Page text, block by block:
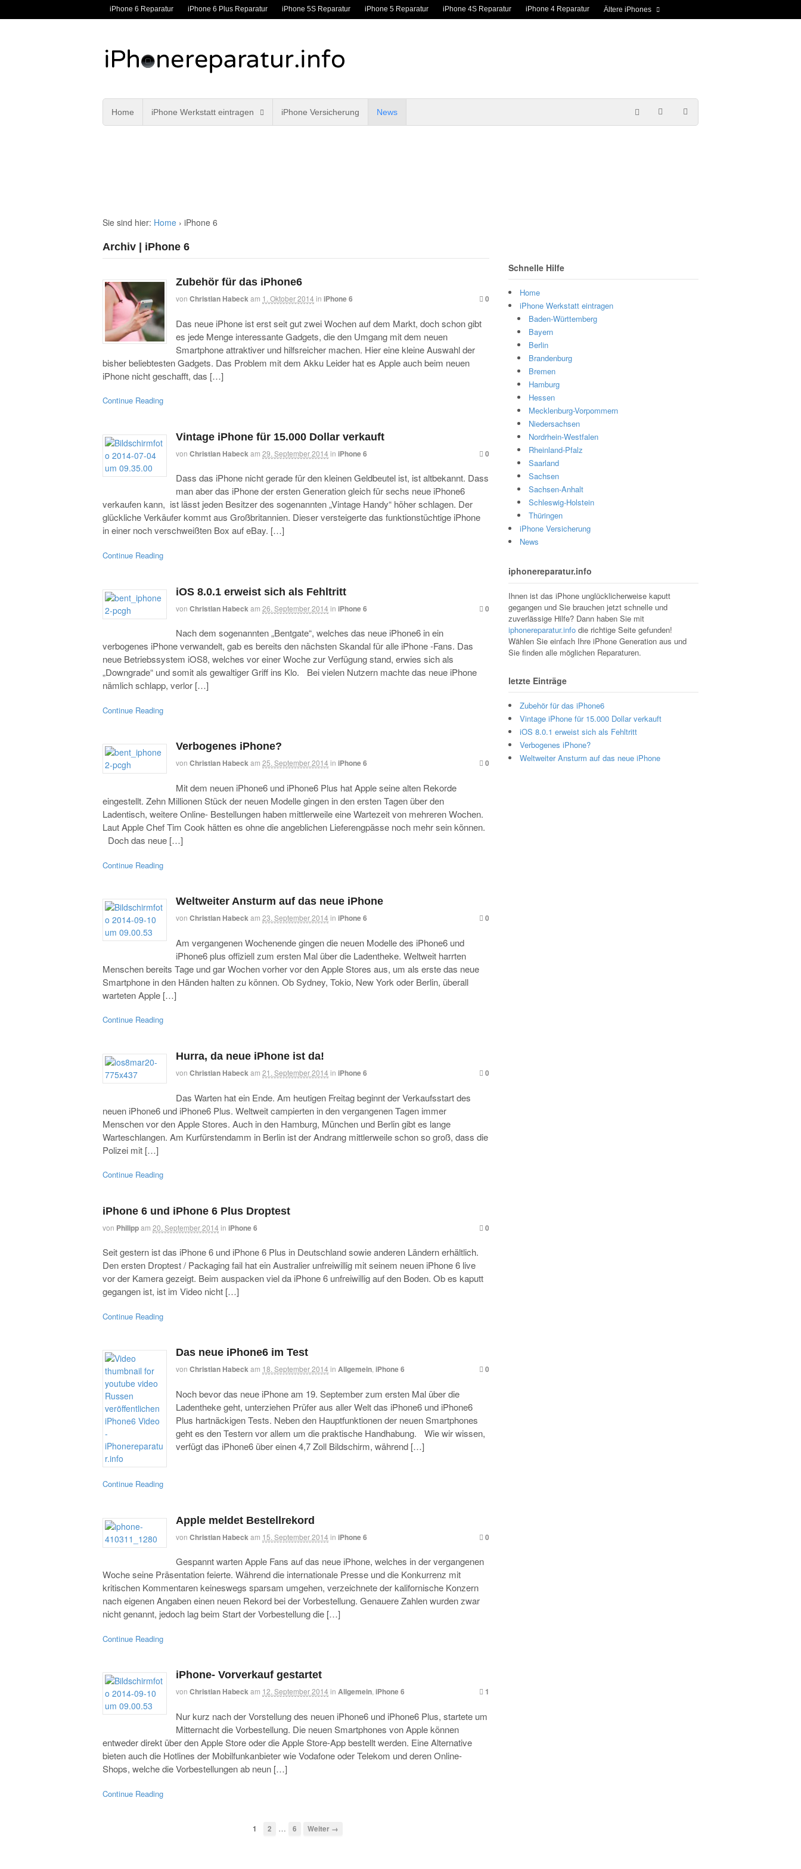
iPhone 6 Reparatur iPhone 6 Plus Reparatur iPhone 5S Reparatur iPhone 5 Reparatur iPhone 4S Reparatur iPhone 4 Reparatur Ältere iPhones
Home iPhone Werkstatt eintragen iPhone Versicherung News
Sie sind hier: Home › iPhone 6
Archiv | iPhone 6
Zubehör für das iPhone6
von Christian Habeckam 1. Oktober 2014 in iPhone 6 0
Das neue iPhone ist erst seit gut zwei Wochen auf dem Markt, doch schon gibt
es jede Menge interessante Gadgets, die den Umgang mit dem neuen
Smartphone attraktiver und hilfsreicher machen. Hier eine kleine Auswahl der
bisher beliebtesten Gadgets. Das Problem mit dem Akku Leider hat es Apple auch beim neuen
iPhone nicht geschafft, das […]
Continue Reading
Vintage iPhone für 15.000 Dollar verkauft
von Christian Habeckam 29. September 2014 in iPhone 6 0
Dass das iPhone nicht gerade für den kleinen Geldbeutel ist, ist altbekannt. Dass
man aber das iPhone der ersten Generation gleich für sechs neue iPhone6
verkaufen kann, ist lässt jeden Besitzer des sogenannten „Vintage Handy“ höher schlagen. Der
glückliche Verkäufer kommt aus Großbritannien. Dieser versteigerte das funktionstüchtige iPhone
in einer noch verschweißten Box auf eBay. […]
Continue Reading
iOS 8.0.1 erweist sich als Fehltritt
von Christian Habeck am 26. September 2014 in iPhone 6 0
Nach dem sogenannten „Bentgate“, welches das neue iPhone6 in ein
verbogenes iPhone verwandelt, gab es bereits den nächsten Skandal für alle iPhone -Fans. Das
neue Betriebssystem iOS8, welches vor einer Woche zur Verfügung stand, erwies sich als
„Downgrade“ und somit als gewaltiger Griff ins Klo. Bei vielen Nutzern machte das neue iPhone
nämlich schlapp, verlor […]
Continue Reading
Verbogenes iPhone?
von Christian Habeckam 25. September 2014 in iPhone 6 0
Mit dem neuen iPhone6 und iPhone6 Plus hat Apple seine alten Rekorde
eingestellt. Zehn Millionen Stück der neuen Modelle gingen in den ersten Tagen über den
Ladentisch, weitere Online- Bestellungen haben mittlerweile eine Wartezeit von mehreren Wochen.
Laut Apple Chef Tim Cook hätten es ohne die angeblichen Lieferengpässe noch mehr sein können.
Doch das neue […]
Continue Reading
Weltweiter Ansturm auf das neue iPhone
von Christian Habeckam 23. September 2014 in iPhone 6 0
Am vergangenen Wochenende gingen die neuen Modelle des iPhone6 und
iPhone6 plus offiziell zum ersten Mal über die Ladentheke. Weltweit harrten
Menschen bereits Tage und gar Wochen vorher vor den Apple Stores aus, um als erste das neue
Smartphone in den Händen halten zu können. Ob Sydney, Tokio, New York oder Berlin, überall
warteten Apple […]
Continue Reading
Hurra, da neue iPhone ist da!
von Christian Habeckam 21. September 2014 in iPhone 6 0
Das Warten hat ein Ende. Am heutigen Freitag beginnt der Verkaufsstart des
neuen iPhone6 und iPhone6 Plus. Weltweit campierten in den vergangenen Tagen immer
Menschen vor den Apple Stores. Auch in den Hamburg, München und Berlin gibt es lange
Warteschlangen. Am Kurfürstendamm in Berlin ist der Andrang mittlerweile schon so groß, dass die
Polizei mit […]
Continue Reading
iPhone 6 und iPhone 6 Plus Droptest
von Philippam 20. September 2014 in iPhone 6 0
Seit gestern ist das iPhone 6 und iPhone 6 Plus in Deutschland sowie anderen Ländern erhältlich.
Den ersten Droptest / Packaging fail hat ein Australier unfreiwillig mit seinem neuen iPhone 6 live
vor der Kamera gezeigt. Beim auspacken viel da iPhone 6 unfreiwillig auf den Boden. Ob es kaputt
gegangen ist, ist im Video nicht […]
Continue Reading
Das neue iPhone6 im Test
von Christian Habeckam 18. September 2014 in Allgemein,iPhone 6 0
Noch bevor das neue iPhone am 19. September zum ersten Mal über die
Ladentheke geht, unterziehen Prüfer aus aller Welt das iPhone6 und iPhone6
Plus hartnäckigen Tests. Neben den Hauptfunktionen der neuen Smartphones
geht es den Testern vor allem um die praktische Handhabung. Wie wir wissen,
verfügt das iPhone6 über einen 4,7 Zoll Bildschirm, während […]
Continue Reading
Apple meldet Bestellrekord
von Christian Habeckam 15. September 2014 in iPhone 6 0
Gespannt warten Apple Fans auf das neue iPhone, welches in der vergangenen
Woche seine Präsentation feierte. Während die internationale Presse und die Konkurrenz mit
kritischen Kommentaren keineswegs sparsam umgehen, verzeichnete der kalifornische Konzern
nach eigenen Angaben einen neuen Rekord bei der Vorbestellung. Genauere Zahlen wurden zwar
nicht genannt, jedoch lag beim Start der Vorbestellung die […]
Continue Reading
iPhone- Vorverkauf gestartet
von Christian Habeckam 12. September 2014 in Allgemein,iPhone 6 1
Nur kurz nach der Vorstellung des neuen iPhone6 und iPhone6 Plus, startete um
Mitternacht die Vorbestellung. Die neuen Smartphones von Apple können
entweder direkt über den Apple Store oder die Apple Store-App bestellt werden. Eine Alternative
bieten auch die Hotlines der Mobilfunkanbieter wie Vodafone oder Telekom und deren Online-
Shops, welche die Vorbestellungen ab neun […]
Continue Reading
1 2 … 6 Weiter →
Schnelle Hilfe
Home
iPhone Werkstatt eintragen
Baden-Württemberg
Bayern
Berlin
Brandenburg
Bremen
Hamburg
Hessen
Mecklenburg-Vorpommern
Niedersachsen
Nordrhein-Westfalen
Rheinland-Pfalz
Saarland
Sachsen
Sachsen-Anhalt
Schleswig-Holstein
Thüringen
iPhone Versicherung
News
iphonereparatur.info
Ihnen ist das iPhone unglücklicherweise kaputt
gegangen und Sie brauchen jetzt schnelle und
zuverlässige Hilfe? Dann haben Sie mit
iphonereparatur.infodie richtige Seite gefunden!
Wählen Sie einfach Ihre iPhone Generation aus und
Sie finden alle möglichen Reparaturen.
letzte Einträge
Zubehör für das iPhone6
Vintage iPhone für 15.000 Dollar verkauft
iOS 8.0.1 erweist sich als Fehltritt
Verbogenes iPhone?
Weltweiter Ansturm auf das neue iPhone